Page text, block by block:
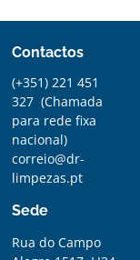
Contactos
(+351) 221 451
327(Chamada
para rede fixa
nacional)
correio@dr-
limpezas.pt
Sede
Rua do Campo